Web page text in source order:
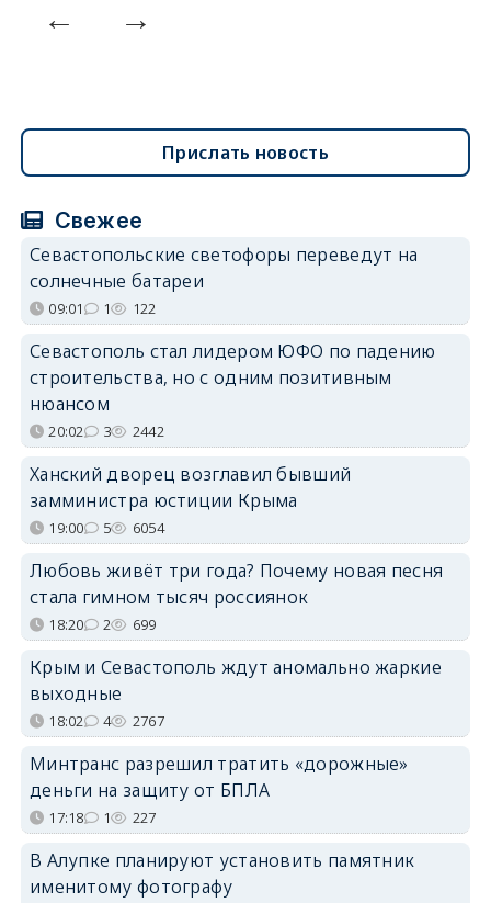
Прислать новость
Свежее
Севастопольские светофоры переведут на
солнечные батареи
09:01 1 122
Севастополь стал лидером ЮФО по падению
строительства, но с одним позитивным
нюансом
20:02 3 2442
Ханский дворец возглавил бывший
замминистра юстиции Крыма
19:00 5 6054
Любовь живёт три года? Почему новая песня
стала гимном тысяч россиянок
18:20 2 699
Крым и Севастополь ждут аномально жаркие
выходные
18:02 4 2767
Минтранс разрешил тратить «дорожные»
деньги на защиту от БПЛА
17:18 1 227
В Алупке планируют установить памятник
именитому фотографу